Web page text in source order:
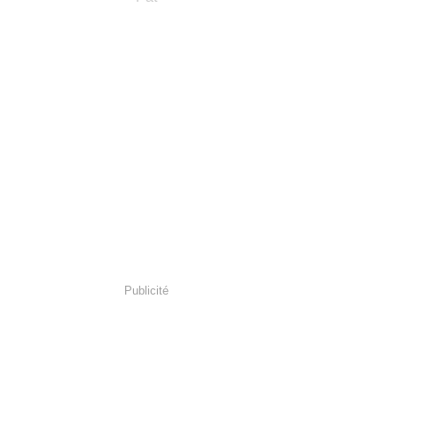
Publicité